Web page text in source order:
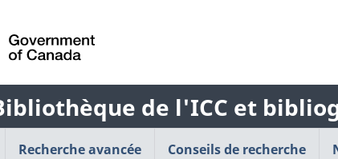
cette
Web »
simplifiée
de l'ICC et
Recherche avancée Conseils de recherche